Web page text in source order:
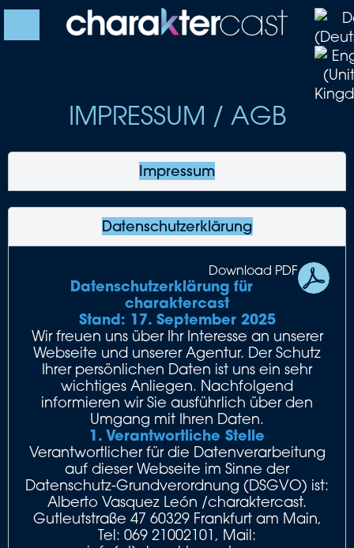
IMPRESSUM / AGB
Impressum
Datenschutzerklärung
Download PDF
Datenschutzerklärung für
charaktercast
Stand: 17. September 2025
Wir freuen uns über Ihr Interesse an unserer
Webseite und unserer Agentur. Der Schutz
Ihrer persönlichen Daten ist uns ein sehr
wichtiges Anliegen. Nachfolgend
informieren wir Sie ausführlich über den
Umgang mit Ihren Daten.
1. Verantwortliche Stelle
Verantwortlicher für die Datenverarbeitung
auf dieser Webseite im Sinne der
Datenschutz-Grundverordnung (DSGVO) ist:
Alberto Vasquez León /charaktercast.
Gutleutstraße 47 60329 Frankfurt am Main,
Tel: 069 21002101, Mail: